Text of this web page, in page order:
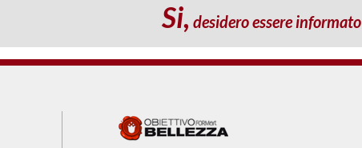
Si, desidero essere informato